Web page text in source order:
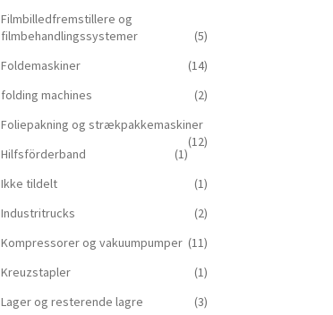
Filmbilledfremstillere og
filmbehandlingssystemer
(5)
Foldemaskiner
(14)
folding machines
(2)
Foliepakning og strækpakkemaskiner
(12)
Hilfsförderband
(1)
Ikke tildelt
(1)
Industritrucks
(2)
Kompressorer og vakuumpumper (11)
Kreuzstapler
(1)
Lager og resterende lagre
(3)